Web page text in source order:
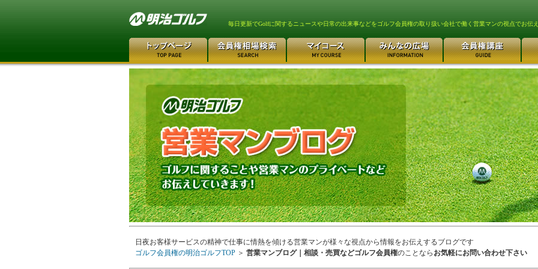
毎日更新でGolfに関するニュースや日常の出来事などをゴルフ会員権の取り扱い会社で働く営業マンの視点でお伝
日夜お客様サービスの精神で仕事に情熱を傾ける営業マンが様々な視点から情報をお伝えするブログです
ゴルフ会員権の明治ゴルフTOP ＞ 営業マンブログ｜相談・売買などゴルフ会員権のことなら お気軽にお問い合わせ下さい